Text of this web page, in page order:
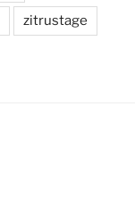
zitrustage